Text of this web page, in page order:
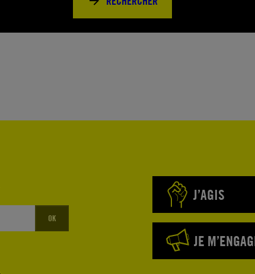
OK
J’AGIS
JE